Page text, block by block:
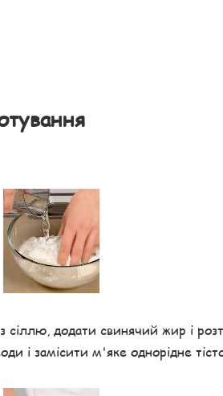
додати свинячий жир і
і замісити м'яке однорідне